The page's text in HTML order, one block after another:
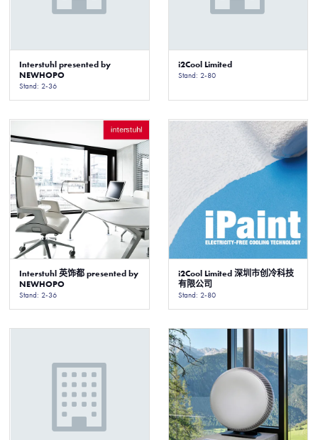
Interstuhl presented by
NEWHOPO
Stand: 2-36
i2Cool Limited
Stand: 2-80
Interstuhl 英饰都 presented by
NEWHOPO
Stand: 2-36
i2Cool Limited 深圳市创冷科技
有限公司
Stand: 2-80